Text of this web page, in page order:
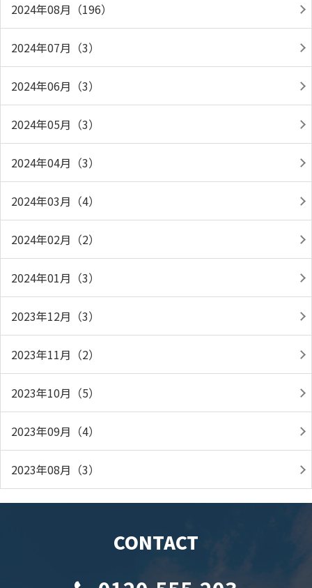
2024年08月（196）
2024年07月（3）
2024年06月（3）
2024年05月（3）
2024年04月（3）
2024年03月（4）
2024年02月（2）
2024年01月（3）
2023年12月（3）
2023年11月（2）
2023年10月（5）
2023年09月（4）
2023年08月（3）
CONTACT